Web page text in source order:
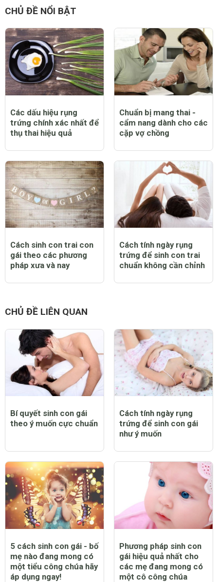
CHỦ ĐỀ NỔI BẬT
Các dấu hiệu rụng
trứng chính xác nhất để
thụ thai hiệu quả
Chuẩn bị mang thai -
cẩm nang dành cho các
cặp vợ chồng
Cách sinh con trai con
gái theo các phương
pháp xưa và nay
Cách tính ngày rụng
trứng để sinh con trai
chuẩn không cần chỉnh
CHỦ ĐỀ LIÊN QUAN
Bí quyết sinh con gái
theo ý muốn cực chuẩn
Cách tính ngày rụng
trứng để sinh con gái
như ý muốn
5 cách sinh con gái - bố
mẹ nào đang mong có
một tiểu công chúa hãy
áp dụng ngay!
Phương pháp sinh con
gái hiệu quả nhất cho
các mẹ đang mong có
một cô công chúa